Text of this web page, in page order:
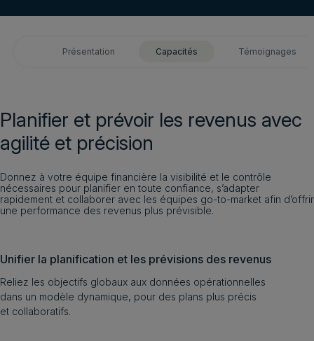
Présentation Capacités Témoignages
Planifier et prévoir les revenus avec
agilité et précision
Donnez à votre équipe financière la visibilité et le contrôle
nécessaires pour planifier en toute confiance, s’adapter
rapidement et collaborer avec les équipes go-to-market afin d’offrir
une performance des revenus plus prévisible.
Unifier la planification et les prévisions des revenus
Reliez les objectifs globaux aux données opérationnelles
dans un modèle dynamique, pour des plans plus précis
et collaboratifs.